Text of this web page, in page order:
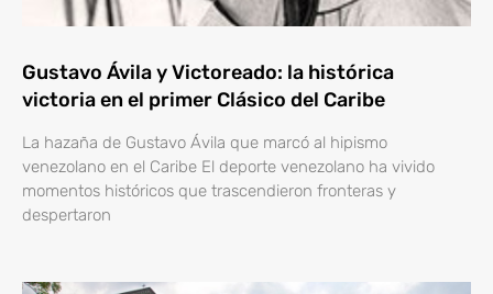
Gustavo Ávila y Victoreado: la histórica
victoria en el primer Clásico del Caribe
La hazaña de Gustavo Ávila que marcó al hipismo
venezolano en el Caribe El deporte venezolano ha vivido
momentos históricos que trascendieron fronteras y
despertaron